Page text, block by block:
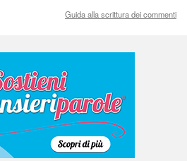
Guida alla scrittura dei commenti